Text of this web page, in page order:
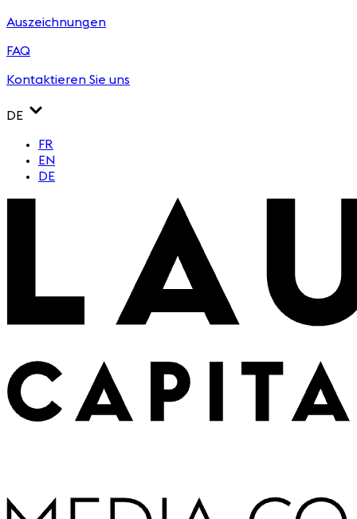
Auszeichnungen
FAQ
Kontaktieren Sie uns
DE
FR
EN
DE